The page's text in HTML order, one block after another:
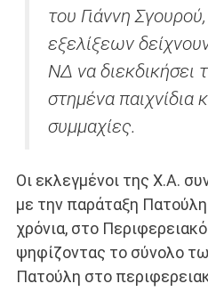
του Γιάννη
εξελίξεων
ΝΔ να διεκδικήσει
στημένα παιχνίδια
συμμαχίες.
Οι εκλεγμένοι της Χ.Α.
με την παράταξη
χρόνια, στο
ψηφίζοντας το σύνολο
Πατούλη στο